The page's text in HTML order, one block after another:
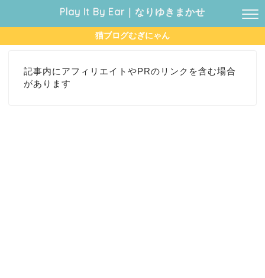
Play It By Ear｜なりゆきまかせ
猫ブログむぎにゃん
記事内にアフィリエイトやPRのリンクを含む場合
があります